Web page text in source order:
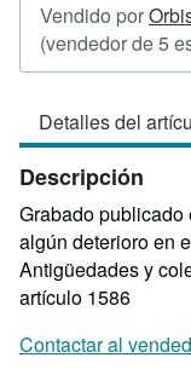
Vendido por
(vendedor de 5
Detalles del
Descripción
Grabado
algún deterioro en
Antigüedades y
artículo 1586
Contactar al